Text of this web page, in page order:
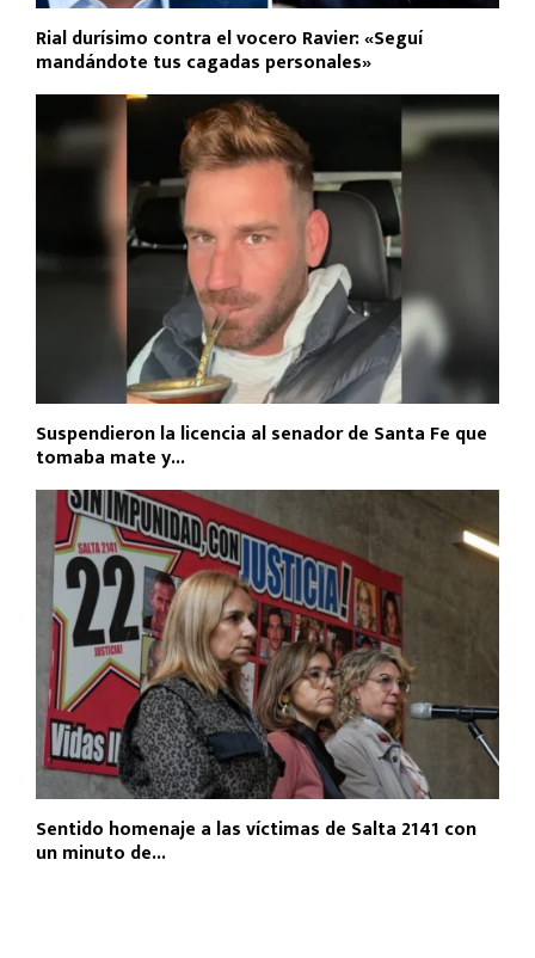
Rial durísimo contra el vocero Ravier: «Seguí
mandándote tus cagadas personales»
Suspendieron la licencia al senador de Santa Fe que
tomaba mate y...
Sentido homenaje a las víctimas de Salta 2141 con
un minuto de...